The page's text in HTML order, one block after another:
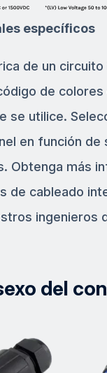
específicos
de un
de colores
se utilice.
en función de
Obtenga más
de cableado
ingenieros
del